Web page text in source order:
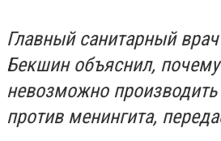
Главный санитарный
Бекшин объяснил, почему
невозможно
против менингита,